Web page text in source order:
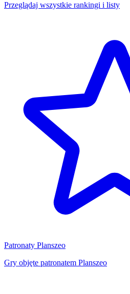
Przeglądaj wszystkie rankingi i listy
Patronaty Planszeo
Gry objęte patronatem Planszeo